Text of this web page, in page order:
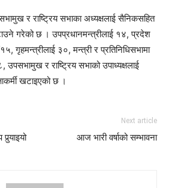
र राष्ट्रिय सभाका अध्यक्षलाई सैनिकसहित
गरेको छ । उपप्रधानमन्त्रीलाई १४, प्रदेश
गृहमन्त्रीलाई ३०, मन्त्री र प्रतिनिधिसभामा
उपसभामुख र राष्ट्रिय सभाको उपाध्यक्षलाई
खटाइएको छ ।
Next article
आज भारी वर्षाको सम्भावना